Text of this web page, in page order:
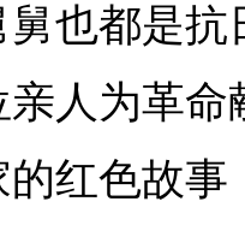
也都是
亲人为革
红色故事